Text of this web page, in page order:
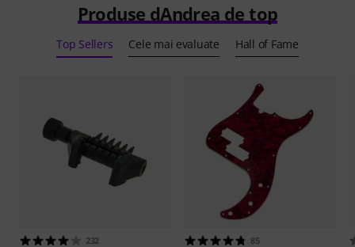
Produse dAndrea de top
Top Sellers Cele mai evaluate Hall of Fame
232 85